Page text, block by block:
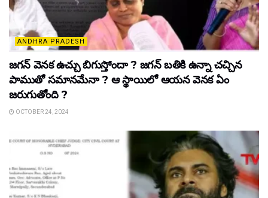
ANDHRA PRADESH
జ‌గ‌న్ వెన‌క ఉచ్చు బిగుస్తోందా ? జ‌గ‌న్ బ‌తికి ఉన్నా చ‌చ్చిన
పాముతో స‌మాన‌మేనా ? ఆ స్థాయిలో ఆయ‌న వెన‌క‌ ఏం
జ‌రుగుతోంది ?
OCTOBER 24, 2024